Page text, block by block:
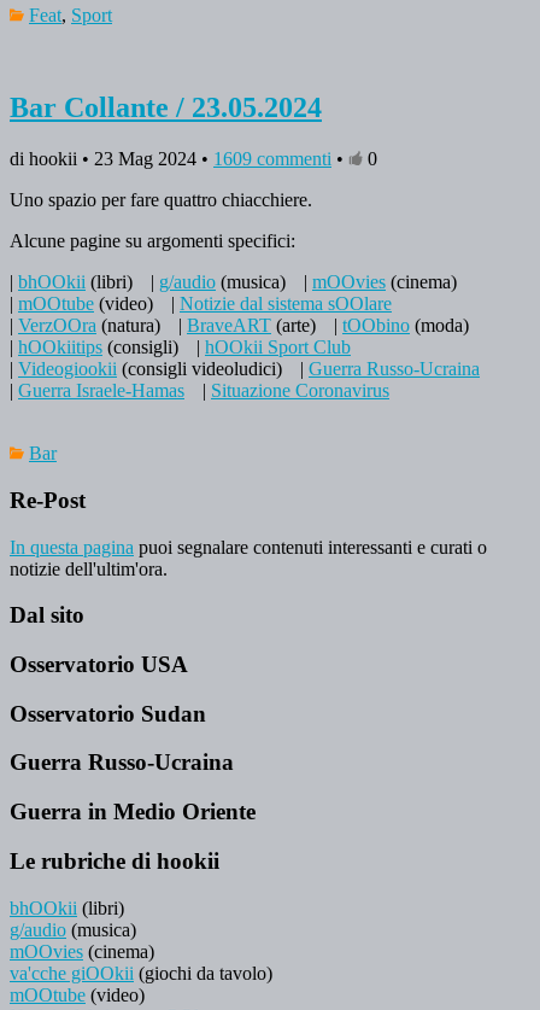
Feat, Sport
Bar Collante / 23.05.2024
di hookii • 23 Mag 2024 • 1609 commenti •
0
Uno spazio per fare quattro chiacchiere.
Alcune pagine su argomenti specifici:
| bhOOkii (libri) | g/audio (musica) | mOOvies (cinema)
| mOOtube (video) | Notizie dal sistema sOOlare
| VerzOOra (natura) | BraveART (arte) | tOObino (moda)
| hOOkiitips (consigli) | hOOkii Sport Club
| Videogiookii (consigli videoludici) | Guerra Russo-Ucraina
| Guerra Israele-Hamas | Situazione Coronavirus
Bar
Re-Post
In questa pagina puoi segnalare contenuti interessanti e curati o
notizie dell'ultim'ora.
Dal sito
Osservatorio USA
Osservatorio Sudan
Guerra Russo-Ucraina
Guerra in Medio Oriente
Le rubriche di hookii
bhOOkii (libri)
g/audio (musica)
mOOvies (cinema)
va'cche giOOkii (giochi da tavolo)
mOOtube (video)